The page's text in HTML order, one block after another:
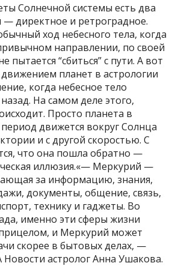
Солнечной системы есть два
директное и ретроградное.
ход небесного тела, когда
направлении, по своей
пытается “сбиться” с пути. А вот
планет в астрологии
когда небесное тело
На самом деле этого,
Просто планета в
движется вокруг Солнца
и с другой скоростью. С
что она пошла обратно —
иллюзия.«— Меркурий —
за информацию, знания,
документы, общение, связь,
технику и гаджеты. Во
именно эти сферы жизни
и Меркурий может
скорее в бытовых делах, —
Новости астролог Анна Ушакова.